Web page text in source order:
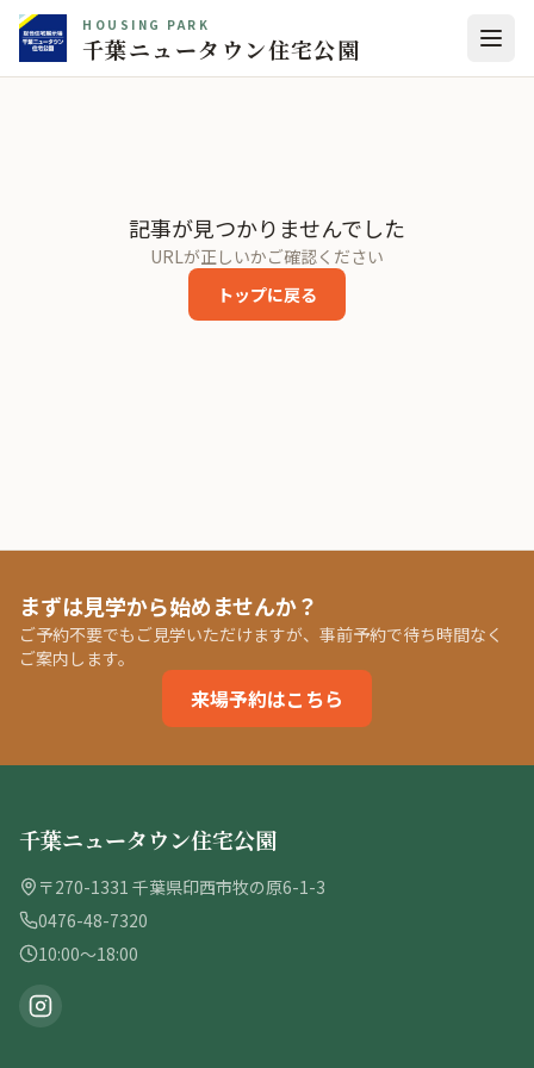
HOUSING PARK
千葉ニュータウン住宅公園
記事が見つかりませんでした
URLが正しいかご確認ください
トップに戻る
まずは見学から始めませんか？
ご予約不要でもご見学いただけますが、事前予約で待ち時間なく
ご案内します。
来場予約はこちら
千葉ニュータウン住宅公園
〒270-1331 千葉県印西市牧の原6-1-3
0476-48-7320
10:00〜18:00